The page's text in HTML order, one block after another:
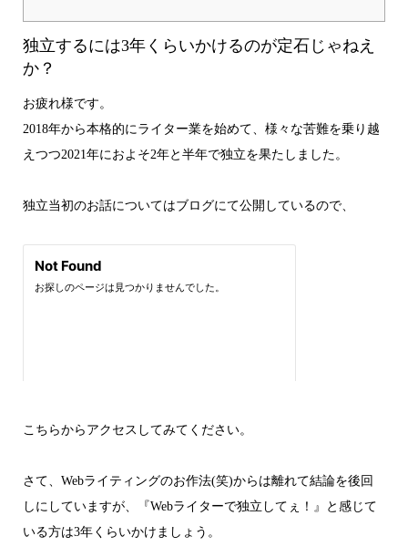
独立するには3年くらいかけるのが定石じゃねえ
か？
お疲れ様です。
2018年から本格的にライター業を始めて、様々な苦難を乗り越
えつつ2021年におよそ2年と半年で独立を果たしました。
独立当初のお話についてはブログにて公開しているので、
こちらからアクセスしてみてください。
さて、Webライティングのお作法(笑)からは離れて結論を後回
しにしていますが、『Webライターで独立してぇ！』と感じて
いる方は3年くらいかけましょう。